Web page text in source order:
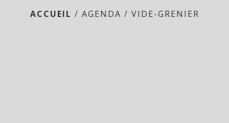
ACCUEIL / AGENDA / VIDE-GRENIER